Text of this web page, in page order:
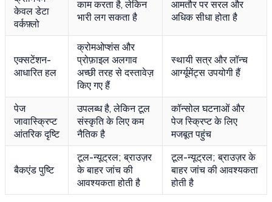
केवल डेटा
वर्कफ़्लो
काम करता है, लेकिन
भारी लग सकता है
आमतौर पर सरल और
अधिक सीधा होता है
एक्सटेंशन-
आधारित हल
क्रोमओप्शंस और
प्रोफ़ाइल अलगाव
अच्छी तरह से दस्तावेज़
किए गए हैं
स्थायी सत्र और लॉन्च
आर्ग्यूमेंट्स उपयोगी हैं
पेज
जावास्क्रिप्ट
आंतरिक दृष्टि
उपलब्ध है, लेकिन टूल
संस्कृति के लिए कम
नैतिक है
कॉन्सोल घटनाओं और
पेज स्क्रिप्ट के लिए
मजबूत पहुंच
बैकएंड पुष्टि
टूल-न्यूट्रल; ब्राउज़र
के बाहर जांच की
आवश्यकता होती है
टूल-न्यूट्रल; ब्राउज़र के
बाहर जांच की आवश्यकता
होती है